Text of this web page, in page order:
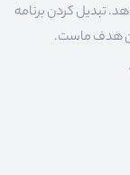
تبدیل کردن برنامه
هدف ماست.